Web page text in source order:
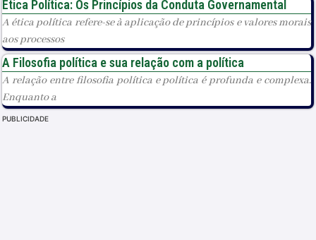
Ética Política: Os Princípios da Conduta Governamental
A ética política refere-se à aplicação de princípios e valores morais
aos processos
A Filosofia política e sua relação com a política
A relação entre filosofia política e política é profunda e complexa.
Enquanto a
PUBLICIDADE